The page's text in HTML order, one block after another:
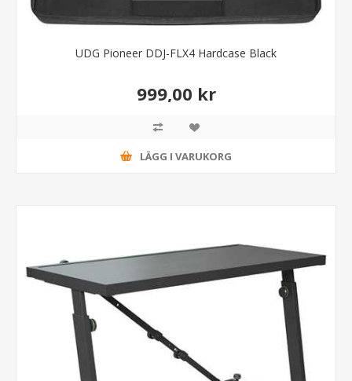
UDG Pioneer DDJ-FLX4 Hardcase Black
999,00 kr
LÄGG I VARUKORG